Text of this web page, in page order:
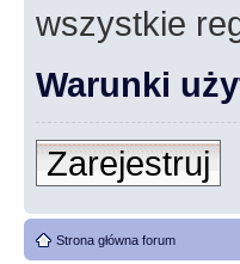
wszystkie
Warunki
Zarejestruj
Strona główna forum